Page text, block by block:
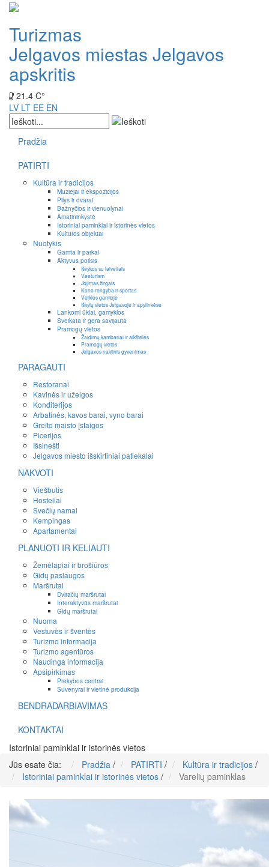
Turizmas
Jelgavos miestas Jelgavos
apskritis
21.4 C°
LV LT EE EN
Pradžia
PATIRTI
Kultūra ir tradicijos
Muziejai ir ekspozicijos
Pilys ir dvarai
Bažnyčios ir vienuolynai
Amatininkystė
Istoriniai paminklai ir istorinės vietos
Kultūros objektai
Nuotykis
Gamta ir parkai
Aktyvus poilsis
Išvykos su laiveliais
Veeturism
Jojimas žirgais
Kūno rengyba ir sportas
Veiklos gamtoje
Iškylų vietos Jelgavoje ir apylinkėse
Lankomi ūkiai, gamyklos
Sveikata ir gera savijauta
Pramogų vietos
Žaidimų kambariai ir aikštelės
Pramogų vietos
Jelgavos naktinis gyvenimas
PARAGAUTI
Restoranai
Kavinės ir užeigos
Konditerijos
Arbatinės, kavos barai, vyno barai
Greito maisto įstaigos
Picerijos
Išsinešti
Jelgavos miesto išskirtiniai patiekalai
NAKVOTI
Viešbutis
Hosteliai
Svečių namai
Kempingas
Apartamentai
PLANUOTI IR KELIAUTI
Žemėlapiai ir brošiūros
Gidų paslaugos
Maršrutai
Dviračių maršrutai
Interaktyvūs maršrutai
Gidų maršrutai
Nuoma
Vestuvės ir šventės
Turizmo informacija
Turizmo agentūros
Naudinga informacija
Apsipirkimas
Prekybos centrai
Suvenyrai ir vietinė produkcija
BENDRADARBIAVIMAS
KONTAKTAI
Istoriniai paminklai ir istorinės vietos
Jūs esate čia:
Pradžia / PATIRTI / Kultūra ir tradicijos /
Istoriniai paminklai ir istorinės vietos / Varelių paminklas